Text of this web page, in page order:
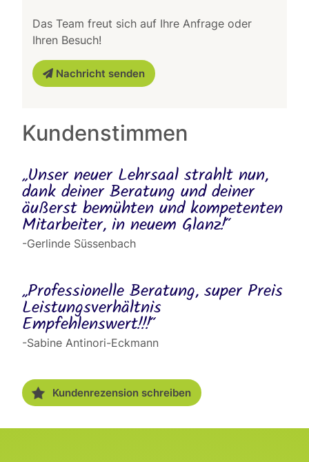
Das Team freut sich auf Ihre Anfrage oder
Ihren Besuch!
Nachricht senden
Kundenstimmen
„Unser neuer Lehrsaal strahlt nun,
dank deiner Beratung und deiner
äußerst bemühten und kompetenten
Mitarbeiter, in neuem Glanz!“
-Gerlinde Süssenbach
„Professionelle Beratung, super Preis
Leistungsverhältnis
Empfehlenswert!!!“
-Sabine Antinori-Eckmann
Kundenrezension schreiben